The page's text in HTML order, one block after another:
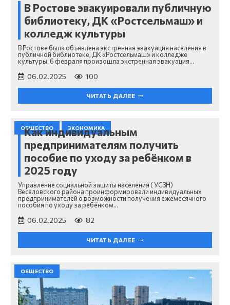
В Ростове эвакуировали публичную
библиотеку, ДК «Ростсельмаш» и
колледж культуры
В Ростове была объявлена экстренная эвакуация населения в
публичной библиотеке, ДК «Ростсельмаш» и колледже
культуры. 6 февраля произошла экстренная эвакуация…
06.02.2025 100
ЧИТАТЬ ДАЛЕЕ
ОБЩЕСТВО ЭКОНОМИКА
Как индивидуальным
предпринимателям получить
пособие по уходу за ребёнком в
2025 году
Управление социальной защиты населения ( УСЗН)
Веселовского района проинформировали индивидуальных
предпринимателей о возможности получения ежемесячного
пособия по уходу за ребёнком…
06.02.2025 82
ЧИТАТЬ ДАЛЕЕ
ОБЩЕСТВО